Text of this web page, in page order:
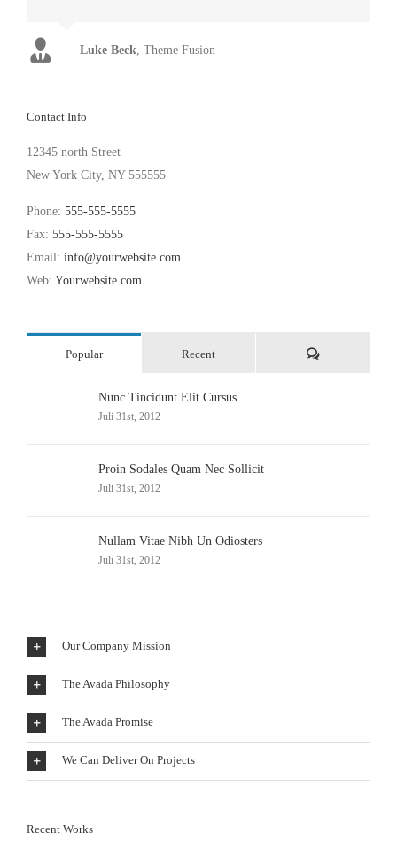
Luke Beck Theme Fusion
Contact Info
12345 north Street
New York City, NY 555555
Phone: 555-555-5555
Fax: 555-555-5555
Email: info@yourwebsite.com
Web: Yourwebsite.com
Popular Recent Comments
Nunc Tincidunt Elit Cursus
Juli 31st, 2012
Proin Sodales Quam Nec Sollicit
Juli 31st, 2012
Nullam Vitae Nibh Un Odiosters
Juli 31st, 2012
Our Company Mission
The Avada Philosophy
The Avada Promise
We Can Deliver On Projects
Recent Works